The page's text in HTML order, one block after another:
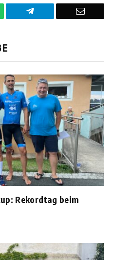
Telegram
E-
Rekordtag beim